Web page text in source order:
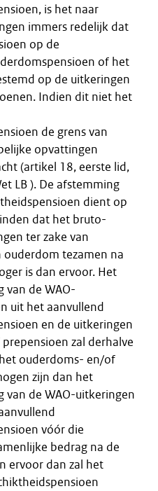
is het naar
immers redelijk dat
op de
of het
op de uitkeringen
Indien dit niet het
de grens van
opvattingen
(artikel 18, eerste lid,
LB ). De afstemming
dient op
dat het bruto-
ter zake van
tezamen na
is dan ervoor. Het
van de WAO-
uit het aanvullend
en de uitkeringen
zal derhalve
ouderdoms- en/of
zijn dan het
van de WAO-uitkeringen
vóór die
bedrag na de
ervoor dan zal het